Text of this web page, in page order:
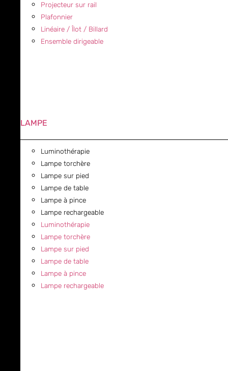
Projecteur sur rail
Plafonnier
Linéaire / Îlot / Billard
Ensemble dirigeable
LAMPE
Luminothérapie
Lampe torchère
Lampe sur pied
Lampe de table
Lampe à pince
Lampe rechargeable
Luminothérapie
Lampe torchère
Lampe sur pied
Lampe de table
Lampe à pince
Lampe rechargeable